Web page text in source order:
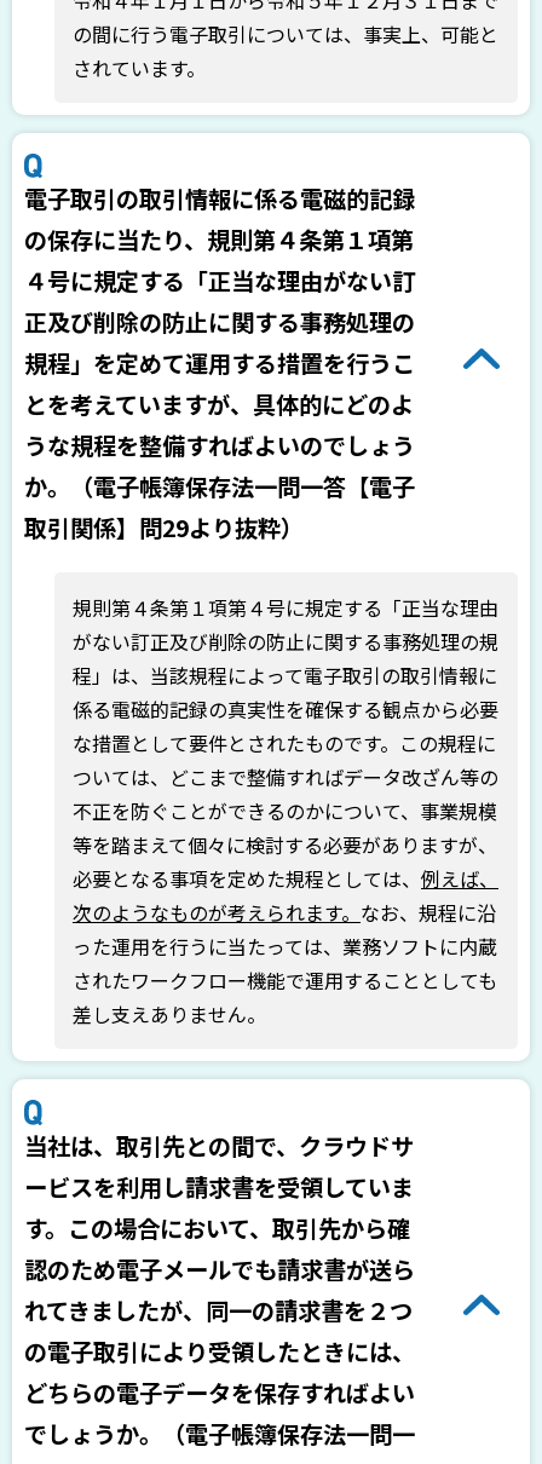
の間に行う電子取引については、事実上、可能と
されています。
電子取引の取引情報に係る電磁的記録
の保存に当たり、規則第４条第１項第
４号に規定する「正当な理由がない訂
正及び削除の防止に関する事務処理の
規程」を定めて運用する措置を行うこ
とを考えていますが、具体的にどのよ
うな規程を整備すればよいのでしょう
か。（電子帳簿保存法一問一答【電子
取引関係】問29より抜粋）
規則第４条第１項第４号に規定する「正当な理由
がない訂正及び削除の防止に関する事務処理の規
程」は、当該規程によって電子取引の取引情報に
係る電磁的記録の真実性を確保する観点から必要
な措置として要件とされたものです。この規程に
ついては、どこまで整備すればデータ改ざん等の
不正を防ぐことができるのかについて、事業規模
等を踏まえて個々に検討する必要がありますが、
必要となる事項を定めた規程としては、 例えば、
次のようなものが考えられます。 なお、規程に沿
った運用を行うに当たっては、業務ソフトに内蔵
されたワークフロー機能で運用することとしても
差し支えありません。
当社は、取引先との間で、クラウドサ
ービスを利用し請求書を受領していま
す。この場合において、取引先から確
認のため電子メールでも請求書が送ら
れてきましたが、同一の請求書を２つ
の電子取引により受領したときには、
どちらの電子データを保存すればよい
でしょうか。（電子帳簿保存法一問一